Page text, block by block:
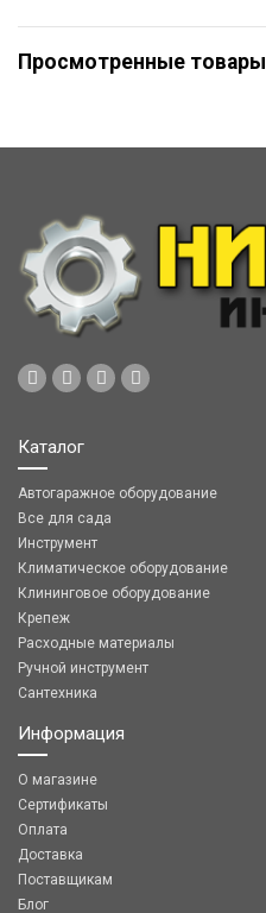
Просмотренные товары
Каталог
Автогаражное оборудование
Все для сада
Инструмент
Климатическое оборудование
Клининговое оборудование
Крепеж
Расходные материалы
Ручной инструмент
Сантехника
Информация
О магазине
Сертификаты
Оплата
Доставка
Поставщикам
Блог